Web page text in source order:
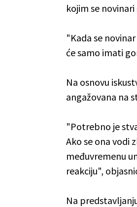
kojim se novinari
"Kada se
će samo imati
Na osnovu
angažovana na
"Potrebno je
Ako se ona vodi
međuvremenu
reakciju",
Na